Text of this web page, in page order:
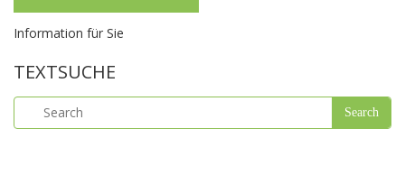
Information für Sie
TEXTSUCHE